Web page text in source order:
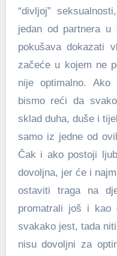
“divljoj”
jedan od partnera u
pokušava dokazati
začeće u kojem ne
nije optimalno.
bismo reći da
sklad duha, duše i
samo iz jedne od
Čak i ako postoji
dovoljna, jer će i
ostaviti traga na
promatrali još i kao
svakako jest, tada
nisu dovoljni za